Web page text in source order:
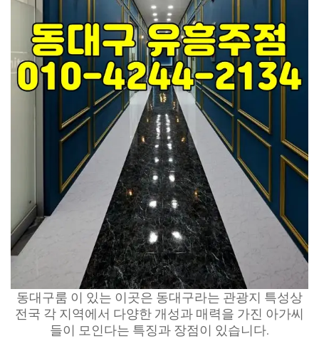
동대구룸 이 있는 이곳은 동대구라는 관광지 특성상
전국 각 지역에서 다양한 개성과 매력을 가진 아가씨
들이 모인다는 특징과 장점이 있습니다.